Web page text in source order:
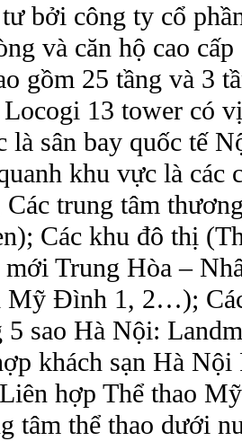
bởi công ty cổ
và căn hộ cao
gồm 25 tầng và 3
13 tower có
là sân bay quốc tế
khu vực là
Các trung tâm
Các khu đô thị
Trung Hòa –
Đình 1, 2…);
5 sao Hà Nội:
khách sạn Hà
hợp Thể thao
tâm thể thao dưới